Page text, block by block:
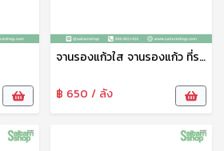
จานรองแก้วใส จานรองแก้ว ที่รองแก้วแบบใส LG-775505 LG
฿ 650 / ลัง